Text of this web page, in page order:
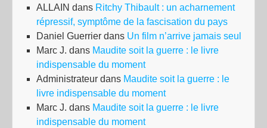
ALLAIN dans Ritchy Thibault : un acharnement
répressif, symptôme de la fascisation du pays
Daniel Guerrier dans Un film n’arrive jamais seul
Marc J. dans Maudite soit la guerre : le livre
indispensable du moment
Administrateur dans Maudite soit la guerre : le
livre indispensable du moment
Marc J. dans Maudite soit la guerre : le livre
indispensable du moment